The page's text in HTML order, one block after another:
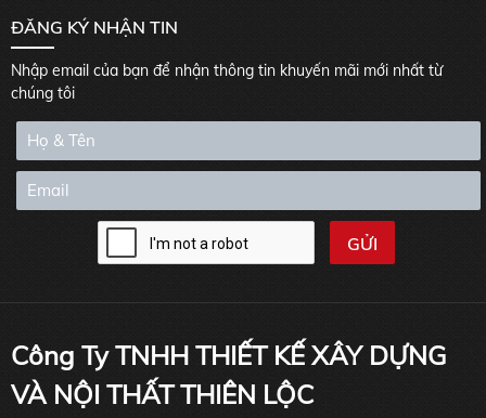
ĐĂNG KÝ NHẬN TIN
Nhập email của bạn để nhận thông tin khuyến mãi mới nhất từ
chúng tôi
Công Ty TNHH THIẾT KẾ XÂY DỰNG
VÀ NỘI THẤT THIÊN LỘC